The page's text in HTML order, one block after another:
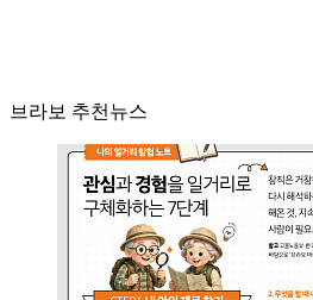
브라보 추천뉴스